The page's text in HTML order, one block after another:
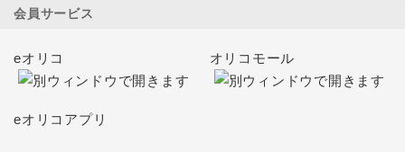
会員サービス
eオリコ オリコモール
eオリコアプリ